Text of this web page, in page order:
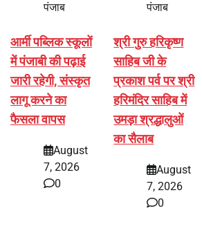
पंजाब
आर्मी पब्लिक स्कूलों
में पंजाबी की पढ़ाई
जारी रहेगी, संस्कृत
लागू करने का
फैसला वापस
August
7, 2026
0
पंजाब
श्री गुरु हरिकृष्ण
साहिब जी के
प्रकाश पर्व पर श्री
हरिमंदिर साहिब में
उमड़ा श्रद्धालुओं
का सैलाब
August
7, 2026
0